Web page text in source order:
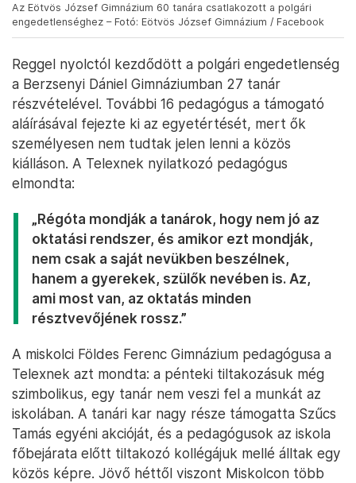
Az Eötvös József Gimnázium 60 tanára csatlakozott a polgári
engedetlenséghez – Fotó: Eötvös József Gimnázium / Facebook
Reggel nyolctól kezdődött a polgári engedetlenség
a Berzsenyi Dániel Gimnáziumban 27 tanár
részvételével. További 16 pedagógus a támogató
aláírásával fejezte ki az egyetértését, mert ők
személyesen nem tudtak jelen lenni a közös
kiálláson. A Telexnek nyilatkozó pedagógus
elmondta:
„Régóta mondják a tanárok, hogy nem jó az
oktatási rendszer, és amikor ezt mondják,
nem csak a saját nevükben beszélnek,
hanem a gyerekek, szülők nevében is. Az,
ami most van, az oktatás minden
résztvevőjének rossz.”
A miskolci Földes Ferenc Gimnázium pedagógusa a
Telexnek azt mondta: a pénteki tiltakozásuk még
szimbolikus, egy tanár nem veszi fel a munkát az
iskolában. A tanári kar nagy része támogatta Szűcs
Tamás egyéni akcióját, és a pedagógusok az iskola
főbejárata előtt tiltakozó kollégájuk mellé álltak egy
közös képre. Jövő héttől viszont Miskolcon több